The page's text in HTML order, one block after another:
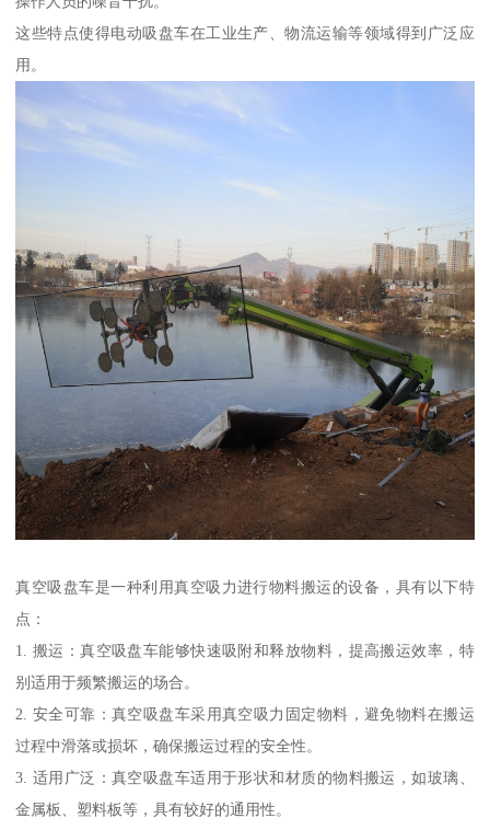
这些特点使得电动吸盘车在工业生产、物流运输等领域得到广泛应
用。
真空吸盘车是一种利用真空吸力进行物料搬运的设备，具有以下特
点：
1. 搬运：真空吸盘车能够快速吸附和释放物料，提高搬运效率，特
别适用于频繁搬运的场合。
2. 安全可靠：真空吸盘车采用真空吸力固定物料，避免物料在搬运
过程中滑落或损坏，确保搬运过程的安全性。
3. 适用广泛：真空吸盘车适用于形状和材质的物料搬运，如玻璃、
金属板、塑料板等，具有较好的通用性。